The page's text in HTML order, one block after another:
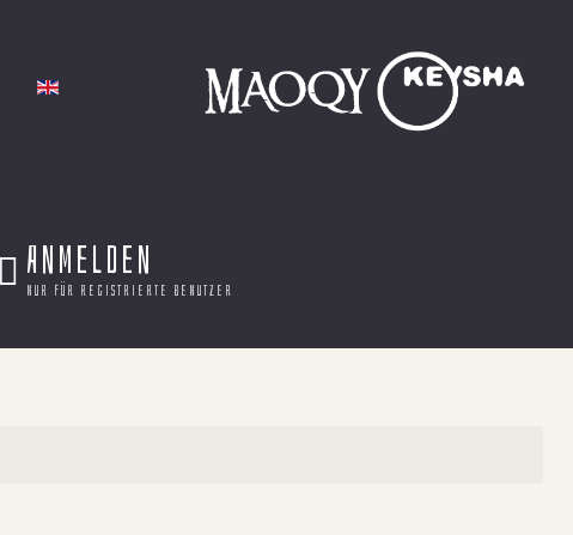
Anmelden
nur für registrierte benutzer